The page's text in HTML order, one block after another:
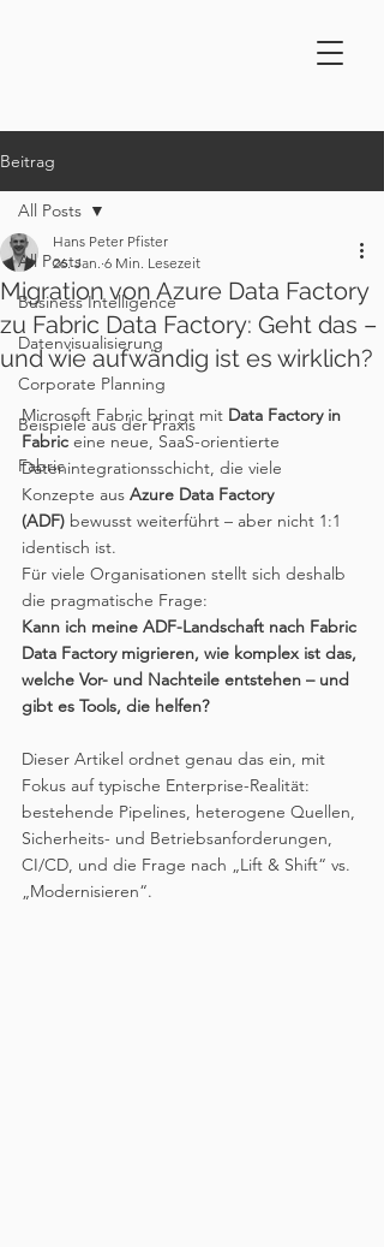
Beitrag
All Posts
Business Intelligence
Datenvisualisierung
Corporate Planning
Beispiele aus der Praxis
Fabric
All Posts
Migration von Azure Data Factory
zu Fabric Data Factory: Geht das –
und wie aufwändig ist es wirklich?
Hans Peter Pfister
26. Jan. 6 Min. Lesezeit
Microsoft Fabric bringt mit Data Factory in
Fabric eine neue, SaaS-orientierte
Datenintegrationsschicht, die viele
Konzepte aus Azure Data Factory
(ADF) bewusst weiterführt – aber nicht 1:1
identisch ist.
Für viele Organisationen stellt sich deshalb
die pragmatische Frage:
Kann ich meine ADF-Landschaft nach Fabric
Data Factory migrieren, wie komplex ist das,
welche Vor- und Nachteile entstehen – und
gibt es Tools, die helfen?
Dieser Artikel ordnet genau das ein, mit
Fokus auf typische Enterprise-Realität:
bestehende Pipelines, heterogene Quellen,
Sicherheits- und Betriebsanforderungen,
CI/CD, und die Frage nach „Lift & Shift“ vs.
„Modernisieren“.